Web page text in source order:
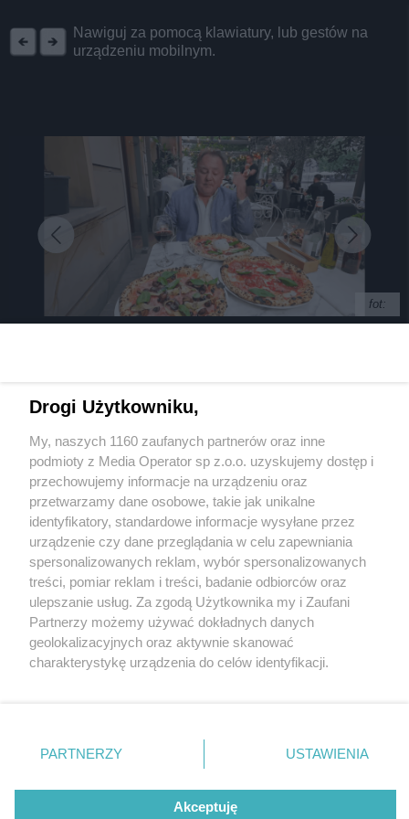
Nawiguj za pomocą klawiatury, lub gestów na
urządzeniu mobilnym.
fot:
włoskiej do śląskiej" elektryczną alfą
2 / 2
Robert Makłowicz w Tychach
Wróć do artykułu:
Makłowicz w Tychach i Pszczynie: "z ziemi włoskiej
do śląskiej" elektryczną alfą
Wydawca mediów lokalnych
Nie zapomnij
zapoznać się z:
polityką prywatności regulamin korzystania z portali
Twojemiasto
Piekary Śląskie
Chorzów
Tarnowskie Góry
Gliwice
Skontakuj sięz nami
Kontakt
Wydawca
Redakcja
Drogi Użytkowniku,
My, naszych 1160 zaufanych partnerów oraz inne
podmioty z Media Operator sp z.o.o. uzyskujemy dostęp i
przechowujemy informacje na urządzeniu oraz
przetwarzamy dane osobowe, takie jak unikalne
identyfikatory, standardowe informacje wysyłane przez
urządzenie czy dane przeglądania w celu zapewniania
spersonalizowanych reklam, wybór spersonalizowanych
treści, pomiar reklam i treści, badanie odbiorców oraz
ulepszanie usług. Za zgodą Użytkownika my i Zaufani
Partnerzy możemy używać dokładnych danych
geolokalizacyjnych oraz aktywnie skanować
charakterystykę urządzenia do celów identyfikacji.
zmienić/wycofać klikając przycisk ustawień prywatności
znajdujący się w lewym dolnym rogu strony
rodzaje przetwarzania danych nie wymagają zgody
użytkownika, ale masz prawo sprzeciwić się takiemu
PARTNERZY USTAWIENIA
Akceptuję